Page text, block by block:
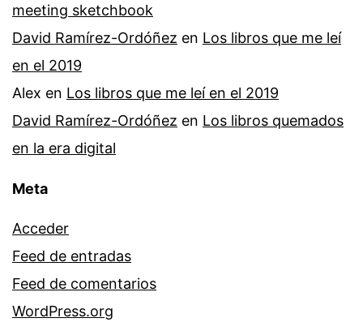
meeting sketchbook
David Ramírez-Ordóñez en Los libros que me leí
en el 2019
Alex en Los libros que me leí en el 2019
David Ramírez-Ordóñez en Los libros quemados
en la era digital
Meta
Acceder
Feed de entradas
Feed de comentarios
WordPress.org